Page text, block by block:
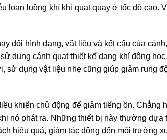
loạn luồng khí khi quạt quay ở tốc độ cao.
đổi hình dạng, vật liệu và kết cấu của
dụng cánh quạt thiết kế dạng khí động học
sử dụng vật liệu nhẹ cũng giúp giảm rung
khiển chủ động để giảm tiếng ồn. Chẳng
nó phát ra. Những thiết bị này thường dựa
hiệu quả, giảm tác động đến môi trường